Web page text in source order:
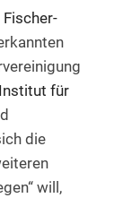
Fischer-
für
die
will,